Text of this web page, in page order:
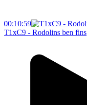
00:10:59
T1xC9 - Rodolins ben fins